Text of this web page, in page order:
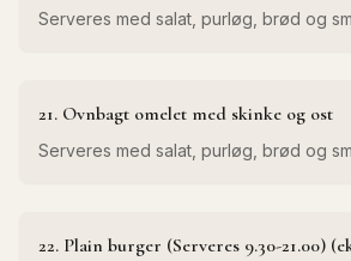
Serveres med salat, purløg, brød og
21. Ovnbagt omelet med skinke og ost
Serveres med salat, purløg, brød og
22. Plain burger (Serveres 9.30-21.00)